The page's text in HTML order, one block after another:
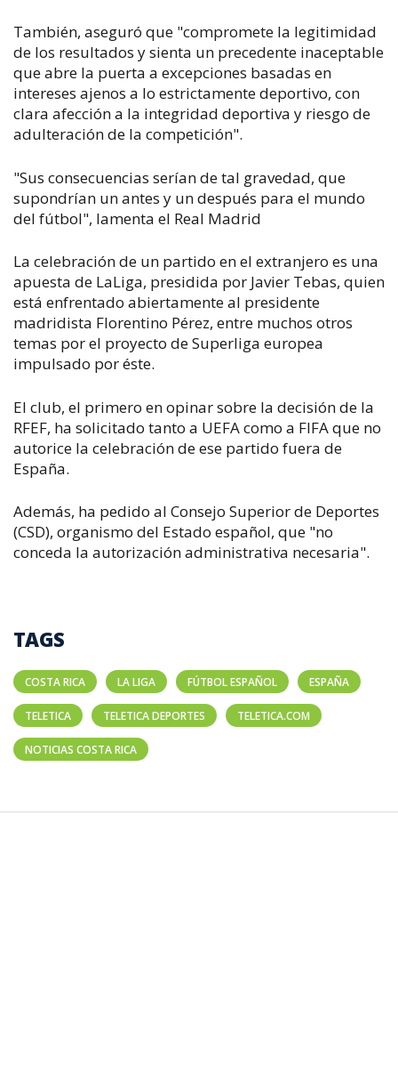
También, aseguró que "compromete la legitimidad
de los resultados y sienta un precedente inaceptable
que abre la puerta a excepciones basadas en
intereses ajenos a lo estrictamente deportivo, con
clara afección a la integridad deportiva y riesgo de
adulteración de la competición".
"Sus consecuencias serían de tal gravedad, que
supondrían un antes y un después para el mundo
del fútbol", lamenta el Real Madrid
La celebración de un partido en el extranjero es una
apuesta de LaLiga, presidida por Javier Tebas, quien
está enfrentado abiertamente al presidente
madridista Florentino Pérez, entre muchos otros
temas por el proyecto de Superliga europea
impulsado por éste.
El club, el primero en opinar sobre la decisión de la
RFEF, ha solicitado tanto a UEFA como a FIFA que no
autorice la celebración de ese partido fuera de
España.
Además, ha pedido al Consejo Superior de Deportes
(CSD), organismo del Estado español, que "no
conceda la autorización administrativa necesaria".
TAGS
COSTA RICA LA LIGA FÚTBOL ESPAÑOL ESPAÑA
TELETICA TELETICA DEPORTES TELETICA.COM
NOTICIAS COSTA RICA